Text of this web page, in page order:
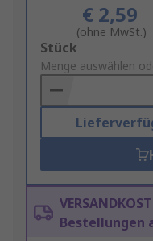
€ 2,59
(ohne MwSt.)
Add
to
Basket
Stück
Menge auswählen
Bestellungen